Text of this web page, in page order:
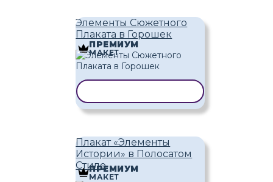
Элементы Сюжетного
Плаката в Горошек
ПРЕМИУМ
МАКЕТ
Плакат «Элементы
Истории» в Полосатом
Стиле
ПРЕМИУМ
МАКЕТ